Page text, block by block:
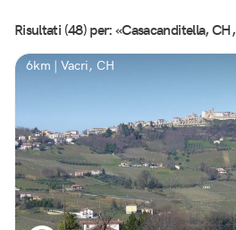
Risultati (48) per: «Casacanditella,
6km | Vacri, CH